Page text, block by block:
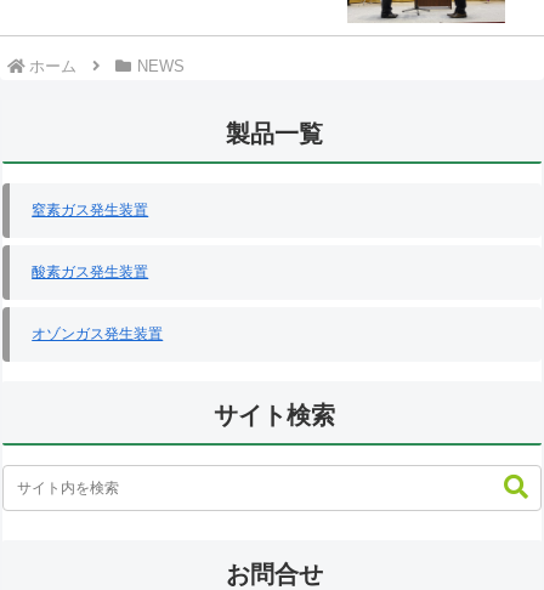
ホーム NEWS
製品一覧
窒素ガス発生装置
酸素ガス発生装置
オゾンガス発生装置
サイト検索
お問合せ